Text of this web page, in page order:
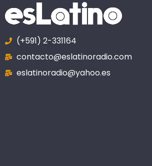
(+591) 2-331164
contacto@eslatinoradio.com
eslatinoradio@yahoo.es